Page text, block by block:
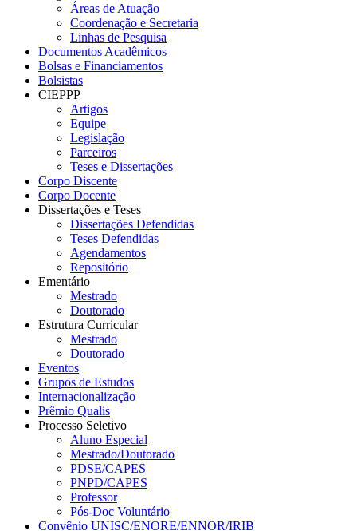
Áreas de Atuação
Coordenação e Secretaria
Linhas de Pesquisa
Documentos Acadêmicos
Bolsas e Financiamentos
Bolsistas
CIEPPP
Artigos
Equipe
Legislação
Parceiros
Teses e Dissertações
Corpo Discente
Corpo Docente
Dissertações e Teses
Dissertações Defendidas
Teses Defendidas
Agendamentos
Repositório
Ementário
Mestrado
Doutorado
Estrutura Curricular
Mestrado
Doutorado
Eventos
Grupos de Estudos
Internacionalização
Prêmio Qualis
Processo Seletivo
Aluno Especial
Mestrado/Doutorado
PDSE/CAPES
PNPD/CAPES
Professor
Pós-Doc Voluntário
Convênio UNISC/ENORE/ENNOR/IRIB